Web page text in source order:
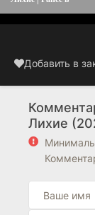
Добавить в
Лихие